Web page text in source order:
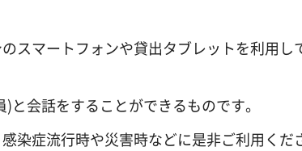
スマートフォンや貸出タブレットを利用し
会話をすることができるものです。
染症流行時や災害時などに是非ご利用くだ